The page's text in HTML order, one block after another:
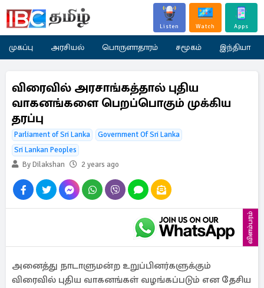
Listen Watch Apps
முகப்பு அரசியல் பொருளாதாரம் சமூகம் இந்தியா
விரைவில் அரசாங்கத்தால் புதிய
வாகனங்களை பெறப்பொகும் முக்கிய
தரப்பு
Parliament of Sri Lanka
Government Of Sri Lanka
Sri Lankan Peoples
By Dilakshan
2 years ago
விளம்பரம்
அனைத்து நாடாளுமன்ற உறுப்பினர்களுக்கும்
விரைவில் புதிய வாகனங்கள் வழங்கப்படும் என தேசிய